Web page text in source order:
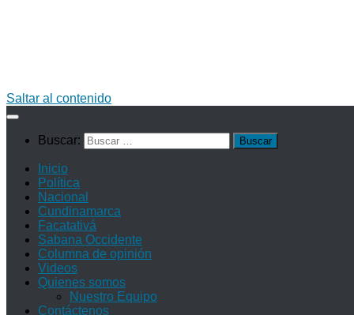
Saltar al contenido
Buscar:
Inicio
Política
Nacional
Cundinamarca
Facatativá
Sabana Occidente
Columna de opinión
Videos
Quienes somos
Nuestro Equipo
Contáctenos